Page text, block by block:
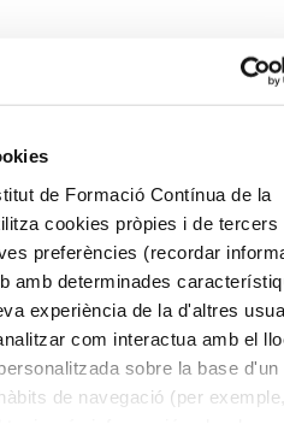
de Formació Contínua de la
cookies pròpies i de tercers
preferències (recordar
amb determinades
experiència de la d'altres
com interactua amb el
sobre la base d'un
de navegació (per
Transformació i Sostenibilitat
Construcció,
Edificació i Urbanisme i Enginyeria
Ambientals i Ecologia
Econòmiques,
Administració i Direcció d'Empreses
Màrqueting
Socials, Treball social i